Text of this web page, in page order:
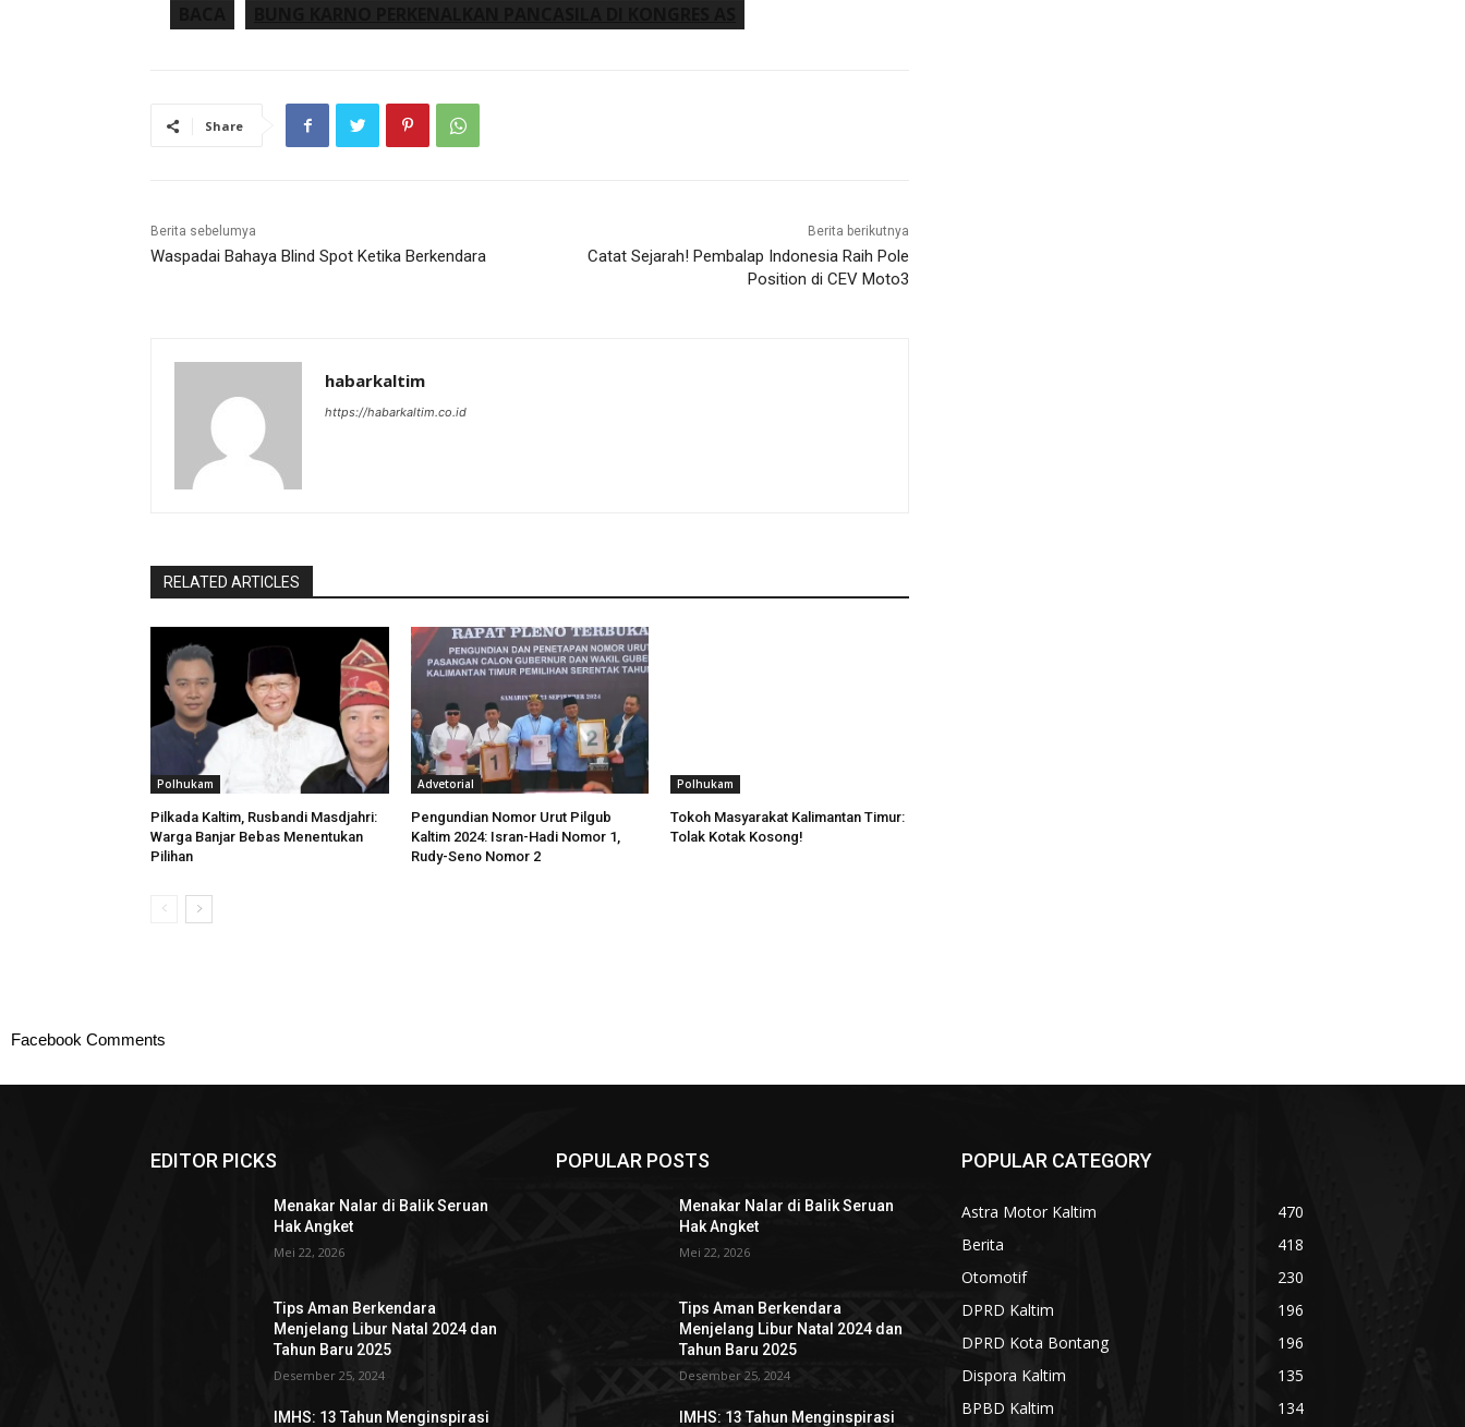
Share
Berita sebelumya
Waspadai Bahaya Blind Spot Ketika Berkendara
Berita berikutnya
Catat Sejarah! Pembalap Indonesia Raih Pole
Position di CEV Moto3
habarkaltim
https://habarkaltim.co.id
RELATED ARTICLES
Polhukam
Pilkada Kaltim, Rusbandi Masdjahri:
Warga Banjar Bebas Menentukan
Pilihan
Advetorial
Pengundian Nomor Urut Pilgub
Kaltim 2024: Isran-Hadi Nomor 1,
Rudy-Seno Nomor 2
Polhukam
Tokoh Masyarakat Kalimantan Timur:
Tolak Kotak Kosong!
Facebook Comments
EDITOR PICKS
Menakar Nalar di Balik Seruan
Hak Angket
Mei 22, 2026
Tips Aman Berkendara
Menjelang Libur Natal 2024 dan
Tahun Baru 2025
Desember 25, 2024
IMHS: 13 Tahun Menginspirasi
POPULAR POSTS
Menakar Nalar di Balik Seruan
Hak Angket
Mei 22, 2026
Tips Aman Berkendara
Menjelang Libur Natal 2024 dan
Tahun Baru 2025
Desember 25, 2024
IMHS: 13 Tahun Menginspirasi
POPULAR CATEGORY
Astra Motor Kaltim
470
Berita
418
Otomotif
230
DPRD Kaltim
196
DPRD Kota Bontang
196
Dispora Kaltim
135
BPBD Kaltim
134